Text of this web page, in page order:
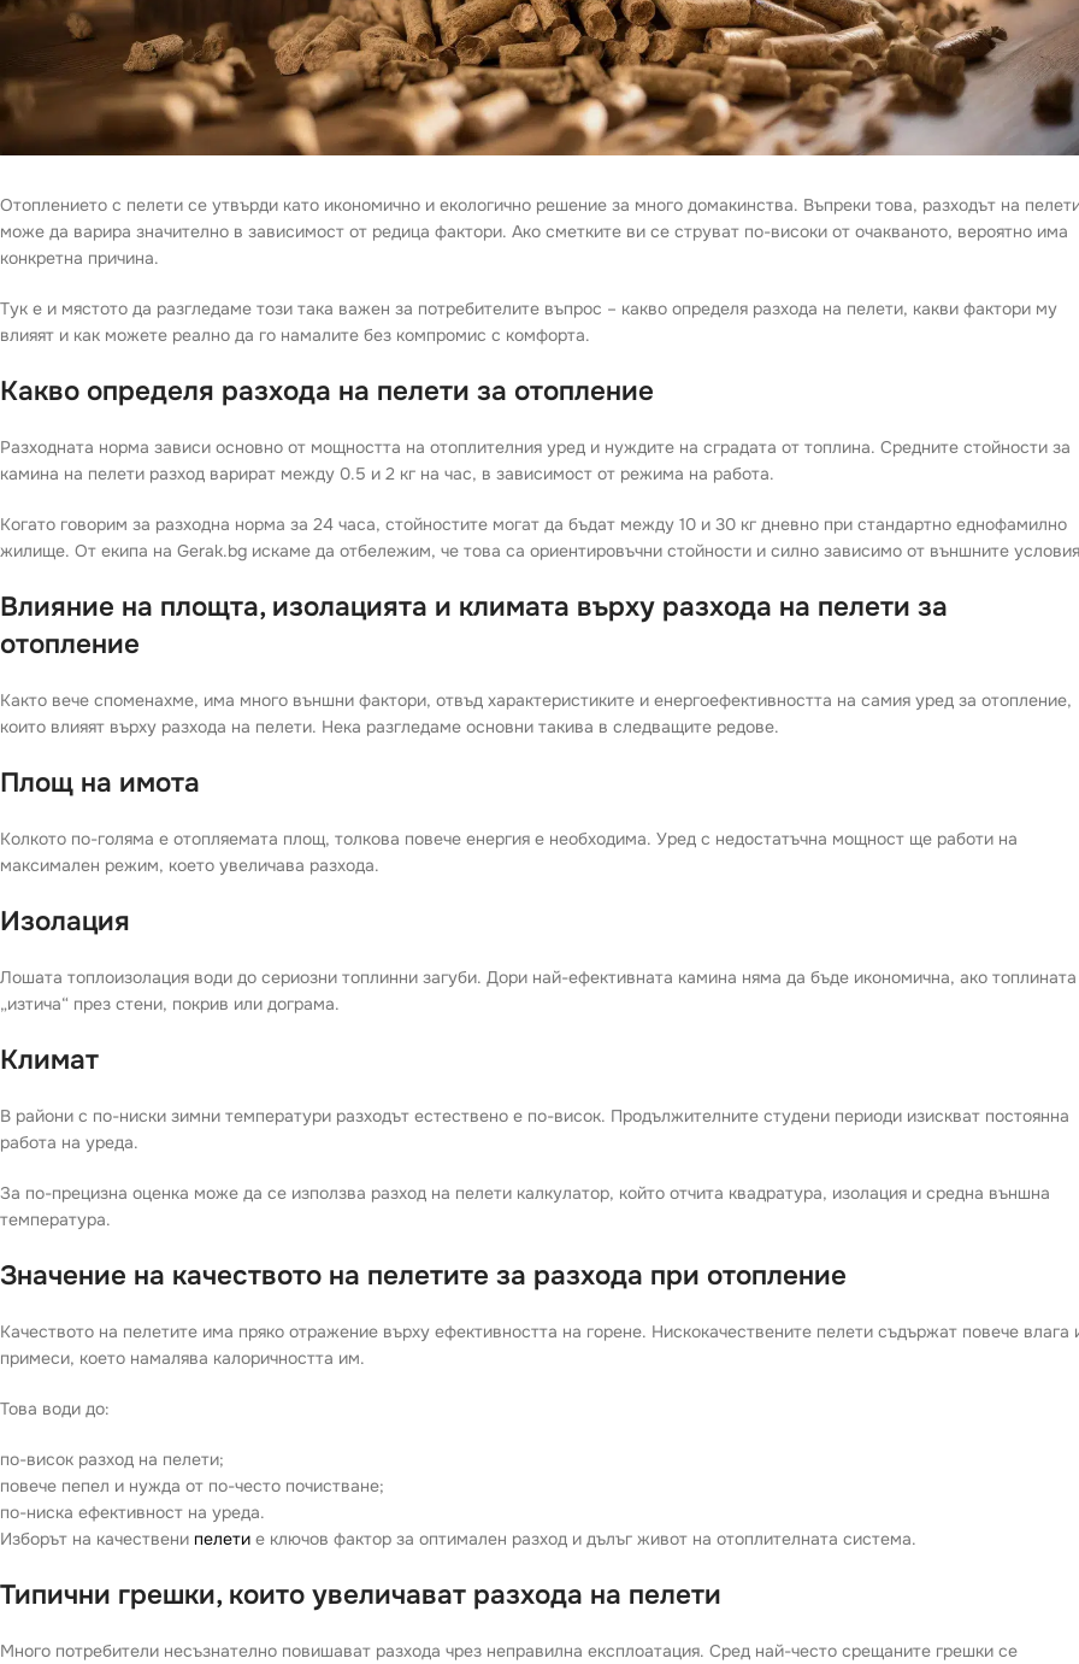
Отоплението с пелети се утвърди като икономично и екологично решение за много домакинства. Въпреки това, разходът на
може да варира значително в зависимост от редица фактори. Ако сметките ви се струват по-високи от очакваното, вероятно има
конкретна причина.
Тук е и мястото да разгледаме този така важен за потребителите въпрос – какво определя разхода на пелети, какви фактори му
влияят и как можете реално да го намалите без компромис с комфорта.
Какво определя разхода на пелети за отопление
Разходната норма зависи основно от мощността на отоплителния уред и нуждите на сградата от топлина. Средните стойности за
камина на пелети разход варират между 0.5 и 2 кг на час, в зависимост от режима на работа.
Когато говорим за разходна норма за 24 часа, стойностите могат да бъдат между 10 и 30 кг дневно при стандартно еднофамилно
жилище. От екипа на Gerak.bg искаме да отбележим, че това са ориентировъчни стойности и силно зависимо от външните
Влияние на площта, изолацията и климата върху разхода на пелети за
отопление
Както вече споменахме, има много външни фактори, отвъд характеристиките и енергоефективността на самия уред за отопление,
които влияят върху разхода на пелети. Нека разгледаме основни такива в следващите редове.
Площ на имота
Колкото по-голяма е отопляемата площ, толкова повече енергия е необходима. Уред с недостатъчна мощност ще работи на
максимален режим, което увеличава разхода.
Изолация
Лошата топлоизолация води до сериозни топлинни загуби. Дори най-ефективната камина няма да бъде икономична, ако топлината
„изтича“ през стени, покрив или дограма.
Климат
В райони с по-ниски зимни температури разходът естествено е по-висок. Продължителните студени периоди изискват постоянна
работа на уреда.
За по-прецизна оценка може да се използва разход на пелети калкулатор, който отчита квадратура, изолация и средна външна
температура.
Значение на качеството на пелетите за разхода при отопление
Качеството на пелетите има пряко отражение върху ефективността на горене. Нискокачествените пелети съдържат повече влага
примеси, което намалява калоричността им.
Това води до:
по-висок разход на пелети;
повече пепел и нужда от по-често почистване;
по-ниска ефективност на уреда.
Изборът на качествени пелети е ключов фактор за оптимален разход и дълъг живот на отоплителната система.
Типични грешки, които увеличават разхода на пелети
Много потребители несъзнателно повишават разхода чрез неправилна експлоатация. Сред най-често срещаните грешки се